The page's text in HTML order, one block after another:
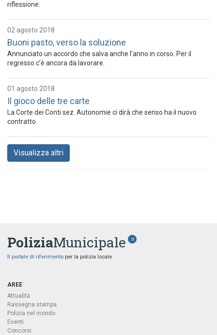
riflessione.
02 agosto 2018
Buoni pasto, verso la soluzione
Annunciato un accordo che salva anche l’anno in corso. Per il
regresso c’è ancora da lavorare.
01 agosto 2018
Il gioco delle tre carte
La Corte dei Conti sez. Autonomie ci dirà che senso ha il nuovo
contratto.
Visualizza altri
PoliziaMunicipale .it
Il portale di riferimento per la polizia locale
AREE
Attualità
Rassegna stampa
Polizia nel mondo
Eventi
Concorsi